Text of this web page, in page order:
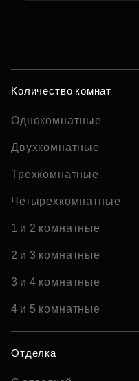
Количество комнат
Однокомнатные
Двухкомнатные
Трехкомнатные
Четырехкомнатные
1 и 2 комнатные
2 и 3 комнатные
3 и 4 комнатные
4 и 5 комнатные
Отделка